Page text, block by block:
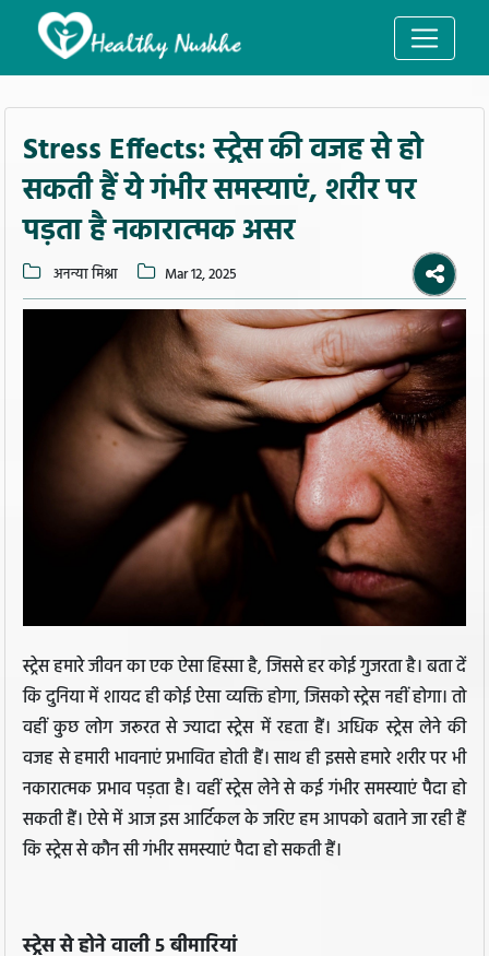
Stress Effects: स्ट्रेस की वजह से हो
सकती हैं ये गंभीर समस्याएं, शरीर पर
पड़ता है नकारात्मक असर
अनन्या मिश्रा Mar 12, 2025
स्ट्रेस हमारे जीवन का एक ऐसा हिस्सा है, जिससे हर कोई गुजरता है। बता दें
कि दुनिया में शायद ही कोई ऐसा व्यक्ति होगा, जिसको स्ट्रेस नहीं होगा। तो
वहीं कुछ लोग जरूरत से ज्यादा स्ट्रेस में रहता हैं। अधिक स्ट्रेस लेने की
वजह से हमारी भावनाएं प्रभावित होती हैं। साथ ही इससे हमारे शरीर पर भी
नकारात्मक प्रभाव पड़ता है। वहीं स्ट्रेस लेने से कई गंभीर समस्याएं पैदा हो
सकती हैं। ऐसे में आज इस आर्टिकल के जरिए हम आपको बताने जा रही हैं
कि स्ट्रेस से कौन सी गंभीर समस्याएं पैदा हो सकती हैं।
स्ट्रेस से होने वाली 5 बीमारियां